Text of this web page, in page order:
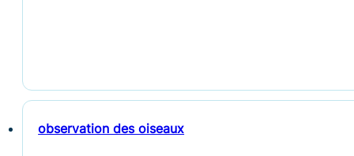
observation des oiseaux